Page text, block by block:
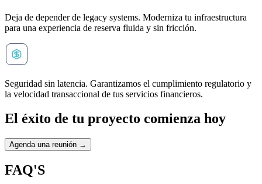
Deja de depender de legacy systems. Moderniza tu infraestructura
para una experiencia de reserva fluida y sin fricción.
Seguridad sin latencia. Garantizamos el cumplimiento regulatorio y
la velocidad transaccional de tus servicios financieros.
El éxito de tu proyecto comienza hoy
Agenda una reunión →
FAQ'S